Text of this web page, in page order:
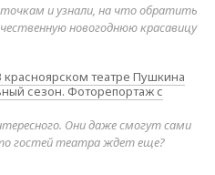
и узнали, на что обратить
новогоднюю красавицу
красноярском театре Пушкина
сезон. Фоторепортаж с
Они даже смогут сами
гостей театра ждет еще?